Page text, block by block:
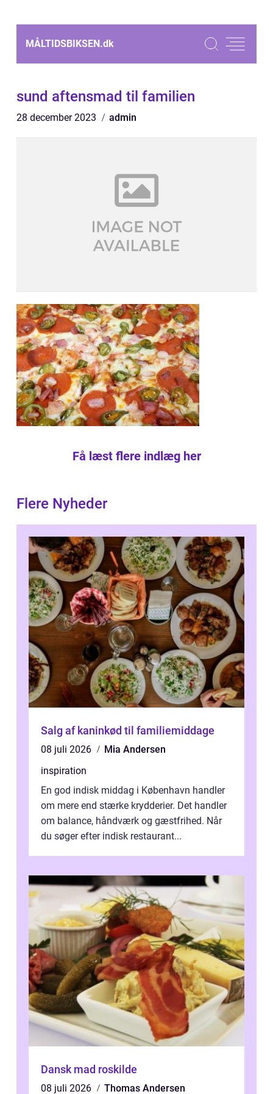
MÅLTIDSBIKSEN.dk
sund aftensmad til familien
28 december 2023 admin
Få læst flere indlæg her
Flere Nyheder
Salg af kaninkød til familiemiddage
08 juli 2026
Mia Andersen
inspiration
En god indisk middag i København handler
om mere end stærke krydderier. Det handler
om balance, håndværk og gæstfrihed. Når
du søger efter indisk restaurant...
Dansk mad roskilde
08 juli 2026 Thomas Andersen